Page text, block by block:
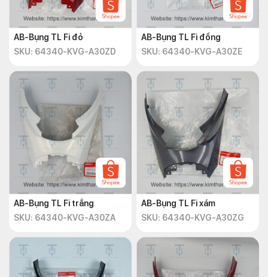
AB-Bụng TL Fi đỏ
SKU: 64340-KVG-A30ZD
AB-Bụng TL Fi đồng
SKU: 64340-KVG-A30ZE
AB-Bụng TL Fi trắng
SKU: 64340-KVG-A30ZA
AB-Bụng TL Fi xám
SKU: 64340-KVG-A30ZG